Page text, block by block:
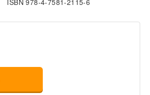
ISBN 978-4-7581-2115-6